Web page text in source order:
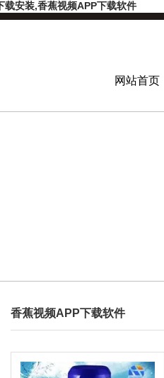
载安装,香蕉视频APP下载软件
网站首页
香蕉视频APP下载软件